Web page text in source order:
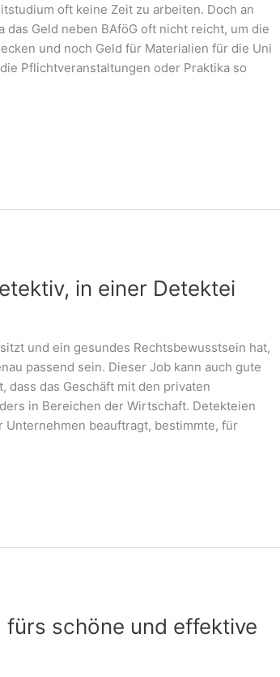
oft keine Zeit zu arbeiten. Doch an
Geld neben BAföG oft nicht reicht, um die
und noch Geld für Materialien für die Uni
Pflichtveranstaltungen oder Praktika so
in einer Detektei
und ein gesundes Rechtsbewusstsein hat,
passend sein. Dieser Job kann auch gute
dass das Geschäft mit den privaten
in Bereichen der Wirtschaft. Detekteien
beauftragt, bestimmte, für
schöne und effektive